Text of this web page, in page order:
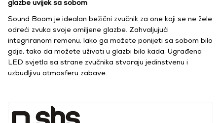
glazbe uvijek sa sobom
Sound Boom je idealan bežični zvučnik za one koji se ne žele
odreći zvuka svoje omiljene glazbe. Zahvaljujući
integriranom remenu, lako ga možete ponijeti sa sobom bilo
gdje, tako da možete uživati u glazbi bilo kada. Ugrađena
LED svjetla sa strane zvučnika stvaraju jedinstvenu i
uzbudljivu atmosferu zabave.